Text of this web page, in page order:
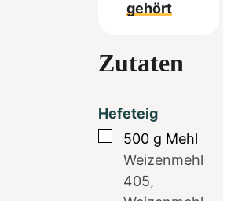
gehört
Zutaten
Hefeteig
▢
500 g Mehl
Weizenmehl
405,